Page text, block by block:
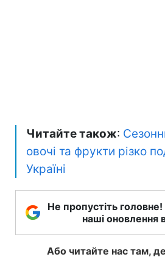
Читайте також:
овочі та фрукти різко
Україні
Не пропустіть
наші оновлення
Або читайте нас там,